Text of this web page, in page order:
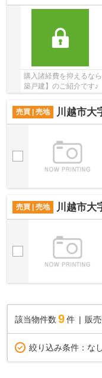
購入諸経費を抑えるな
築戸建】のご紹介です
売買 | 売地
川越市
売買 | 売地 川越市
該当物件数 9件 販
絞り込み条件： なし